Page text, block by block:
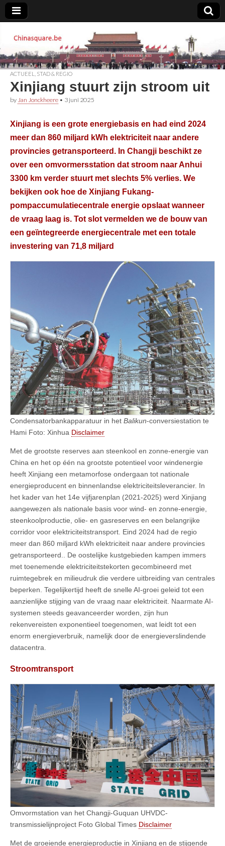
Chinasquare.be
ACTUEEL STAD & REGIO
Xinjiang stuurt zijn stroom uit
by Jan Jonckheere • 3 juni 2025
Xinjiang is een grote energiebasis en had eind 2024
meer dan 860 miljard kWh elektriciteit naar andere
provincies getransporteerd. In Changji beschikt ze
over een omvormersstation dat stroom naar Anhui
3300 km verder stuurt met slechts 5% verlies. We
bekijken ook hoe de Xinjiang Fukang-
pompaccumulatiecentrale energie opslaat wanneer
de vraag laag is. Tot slot vermelden we de bouw van
een geïntegreerde energiecentrale met een totale
investering van 71,8 miljard
Condensatorbankapparatuur in het Balikun-conversiestation te
Hami Foto: Xinhua Disclaimer
Met de grootste reserves aan steenkool en zonne-energie van
China en het op één na grootste potentieel voor windenergie
heeft Xinjiang een metamorfose ondergaan tot nationale
energieproducent en binnenlandse elektriciteitsleverancier. In
het kader van het 14e vijfjarenplan (2021-2025) werd Xinjiang
aangewezen als nationale basis voor wind- en zonne-energie,
steenkoolproductie, olie- en gasreserves en een belangrijke
corridor voor elektriciteitstransport. Eind 2024 had de regio
meer dan 860 miljard kWh elektriciteit naar andere provincies
getransporteerd.. De oostelijke kustgebieden kampen immers
met toenemende elektriciteitstekorten gecombineerd met
ruimtegebrek en milieudruk die verdere uitbreiding van centrales
beperken. Tegelijkertijd heeft de snelle AI-groei geleid tot een
aanzienlijke stijging van de vraag naar elektriciteit. Naarmate AI-
systemen steeds geavanceerder worden, zijn hun
rekenvereisten exponentieel toegenomen, wat leidt tot een
enorm energieverbruik, namelijk door de energieverslindende
datacentra.
Stroomtransport
Omvormstation van het Changji-Guquan UHVDC-
transmissielijnproject Foto Global Times Disclaimer
Met de groeiende energieproductie in Xinjiang en de stijgende